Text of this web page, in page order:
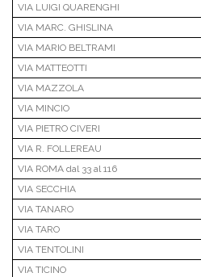
VIA LUIGI QUARENGHI
VIA MARC. GHISLINA
VIA MARIO BELTRAMI
VIA MATTEOTTI
VIA MAZZOLA
VIA MINCIO
VIA PIETRO CIVERI
VIA R. FOLLEREAU
VIA ROMA dal 33 al 116
VIA SECCHIA
VIA TANARO
VIA TARO
VIA TENTOLINI
VIA TICINO